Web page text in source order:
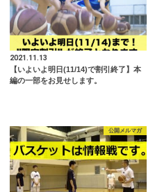
2021.11.13
【いよいよ明日(11/14)で割引終了】本
編の一部をお見せします。
公開メルマガ